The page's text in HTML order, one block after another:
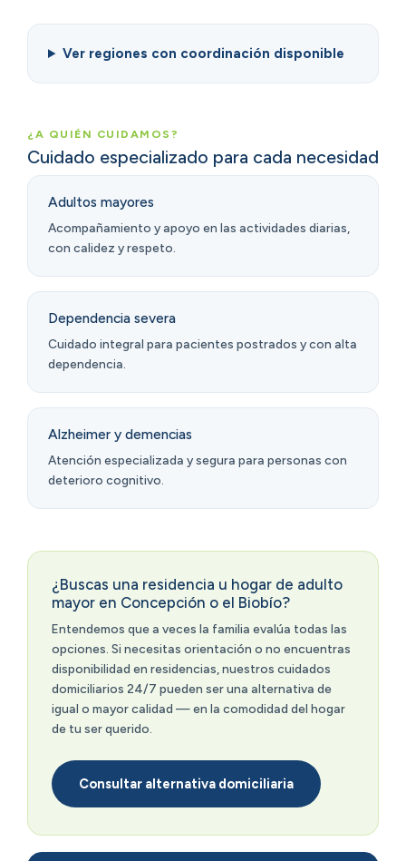
Ver regiones con coordinación disponible
¿A QUIÉN CUIDAMOS?
Cuidado especializado para cada necesidad
Adultos mayores
Acompañamiento y apoyo en las actividades diarias,
con calidez y respeto.
Dependencia severa
Cuidado integral para pacientes postrados y con alta
dependencia.
Alzheimer y demencias
Atención especializada y segura para personas con
deterioro cognitivo.
¿Buscas una residencia u hogar de adulto
mayor en Concepción o el Biobío?
Entendemos que a veces la familia evalúa todas las
opciones. Si necesitas orientación o no encuentras
disponibilidad en residencias, nuestros cuidados
domiciliarios 24/7 pueden ser una alternativa de
igual o mayor calidad — en la comodidad del hogar
de tu ser querido.
Consultar alternativa domiciliaria